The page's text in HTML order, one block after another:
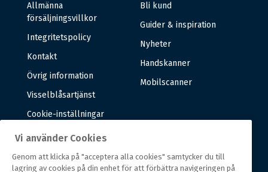
Allmänna
försäljningsvillkor
Integritetspolicy
Kontakt
Övrig information
Visselblåsartjänst
Cookie-inställningar
Bli kund
Guider & inspiration
Nyheter
Handskanner
Mobilscanner
Vi använder Cookies
Genom att klicka på "acceptera alla cookies" samtycker du till
lagring av cookies på din enhet för att förbättra navigeringen på